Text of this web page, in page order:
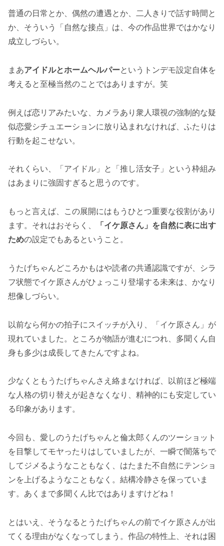
普通の日常とか、偶然の遭遇とか、二人きりで話す時間と
か、そういう「自然な接点」は、今の作品世界ではかなり
成立しづらい。
まあアイドルとホームヘルパーというトンデモ設定自体を
考えると至極当然のことではありますが。笑
例えば恋リアみたいな、カメラあり衆人環視の強制的な疑
似恋愛シチュエーションに放り込まれなければ、ふたりは
行動を起こせない。
それくらい、「アイドル」と「推し活女子」という枠組み
はあまりに強固すぎると思うのです。
もっと言えば、この展開にはもうひとつ重要な役割があり
ます。それはおそらく、
「イケ原さん」を自然に表に出す
ための設定でもあるということ。
うたげちゃんどころかもはや読者の共通認識ですが、シラ
フ状態でイケ原さんがひょっこり登場する未来は、かなり
想像しづらい。
以前なら何かの拍子にスイッチが入り、「イケ原さん」が
現れていました。ところが物語が進むにつれ、多聞くん自
身も多少は成長してきたんですよね。
少なくともうたげちゃんさえ絡まなければ、以前ほど極端
な人格の切り替えが起きなくなり、精神的にも安定してい
る印象があります。
今回も、愛しのうたげちゃんと倫太郎くんのツーショット
を目撃してモヤったりはしていましたが、一瞬で闇落ちで
してジメるようなこともなく、はたまた不自然にテンショ
ンを上げるようなこともなく。結構冷静さを保っていま
す。あくまで多聞くん比ではありますけどね！
とはいえ、そうなるとうたげちゃんの前でイケ原さんが出
てくる理由がなくなってしまう。作品の特性上、それは困